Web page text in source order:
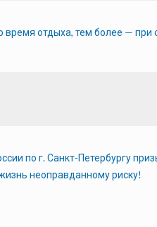
отдыха, тем более — при
по г. Санкт-Петербургу
неоправданному риску!